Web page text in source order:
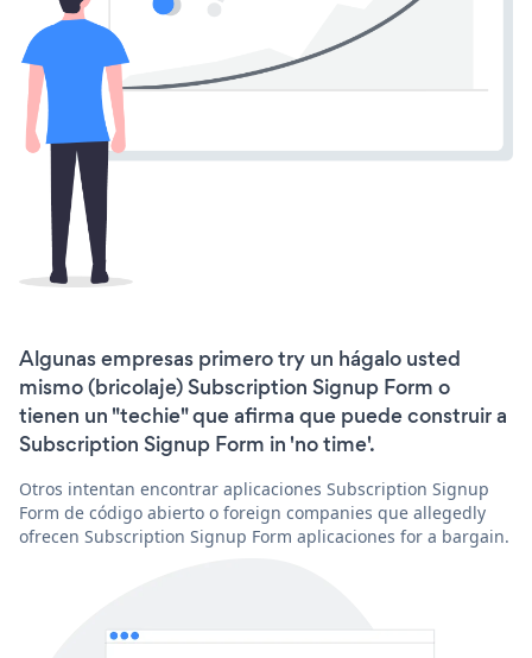
Algunas empresas primero try un hágalo usted
mismo (bricolaje) Subscription Signup Form o
tienen un "techie" que afirma que puede construir a
Subscription Signup Form in 'no time'.
Otros intentan encontrar aplicaciones Subscription Signup
Form de código abierto o foreign companies que allegedly
ofrecen Subscription Signup Form aplicaciones for a bargain.